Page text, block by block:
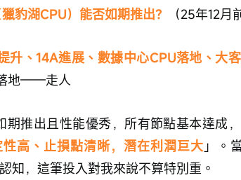
豹湖CPU）能否如期推出？ （25年12
升、14A進展、數據中心CPU落地、大
地——走人
期推出且性能優秀，所有節點基本達成
高、止損點清晰，潛在利潤巨大 」。
知，這筆投入對我來說不算特別重。